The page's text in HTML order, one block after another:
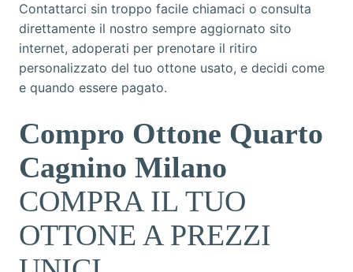
Contattarci sin troppo facile chiamaci o consulta
direttamente il nostro sempre aggiornato sito
internet, adoperati per prenotare il ritiro
personalizzato del tuo ottone usato, e decidi come
e quando essere pagato.
Compro Ottone Quarto
Cagnino Milano
COMPRA IL TUO
OTTONE A PREZZI